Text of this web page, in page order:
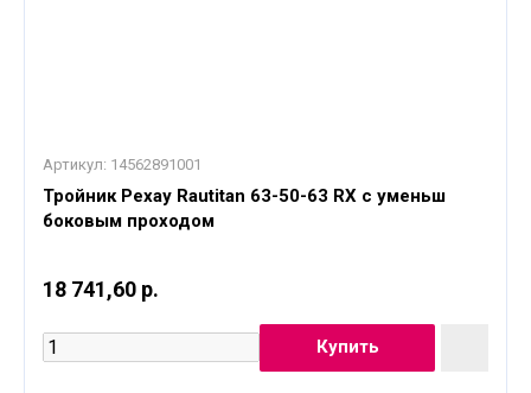
Артикул: 14562891001
Тройник Рехау Rautitan 63-50-63 RX с уменьш
боковым проходом
18 741,60 р.